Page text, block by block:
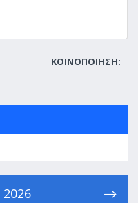
ΚΟΙΝΟΠΟΙΗΣΗ:
2026